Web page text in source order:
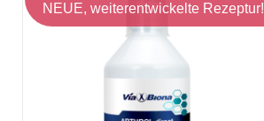
NEUE, weiterentwickelte Rezeptur!